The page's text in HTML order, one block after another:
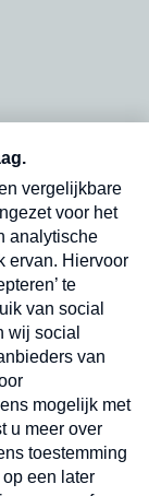
in
Verzend